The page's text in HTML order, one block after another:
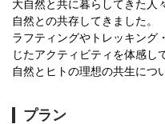
大自然と共に暮らしてきた人
自然との共存してきました。
ラフティングやトレッキング
じたアクティビティを体感し
自然とヒトの理想の共生につ
プラン